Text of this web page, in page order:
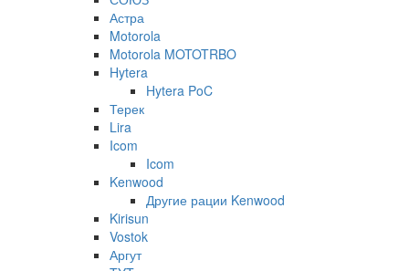
Астра
Motorola
Motorola MOTOTRBO
Hytera
Hytera PoC
Терек
Lira
Icom
Icom
Kenwood
Другие рации Kenwood
Kirisun
Vostok
Аргут